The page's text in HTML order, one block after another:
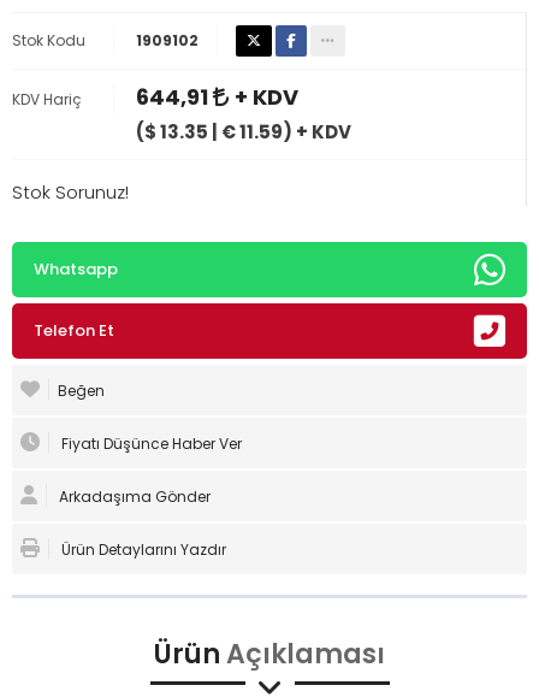
Stok Kodu 1909102
KDV Hariç 644,91 + KDV
($ 13.35 | € 11.59) + KDV
Stok Sorunuz!
Whatsapp
Telefon Et
Beğen
Fiyatı Düşünce Haber Ver
Arkadaşıma Gönder
Ürün Detaylarını Yazdır
ÜrünAçıklaması